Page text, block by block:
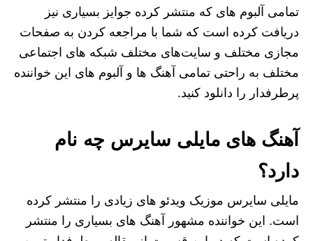
تمامی آلبوم های که منتشر کرده جوایز بسیاری نیز
دریافت کرده است که شما با مراجعه کردن به صفحات
مجازی مختلف و سایت‌های مختلف شبکه های اجتماعی
مختلف به راحتی تمامی آهنگ ها و آلبوم های این خواننده
پرطرفدار را دانلود کنید.
آهنگ های مایلی سایرس چه نام
دارد؟
مایلی سایرس موزیک ویدئو های زیادی را منتشر کرده
است. این خواننده مشهور آهنگ های بسیاری را منتشر